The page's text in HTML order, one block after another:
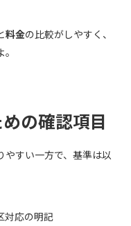
料金の比較がしやすく、
の確認項目
やすい一方で、基準は以
対応の明記